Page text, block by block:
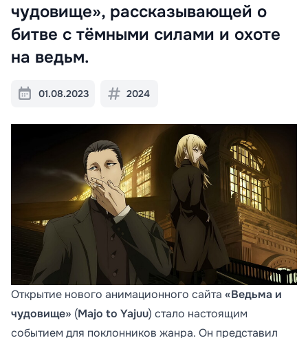
чудовище», рассказывающей о
битве с тёмными силами и охоте
на ведьм.
01.08.2023 2024
Открытие нового анимационного сайта «Ведьма и
чудовище» (Majo to Yajuu) стало настоящим
событием для поклонников жанра. Он представил